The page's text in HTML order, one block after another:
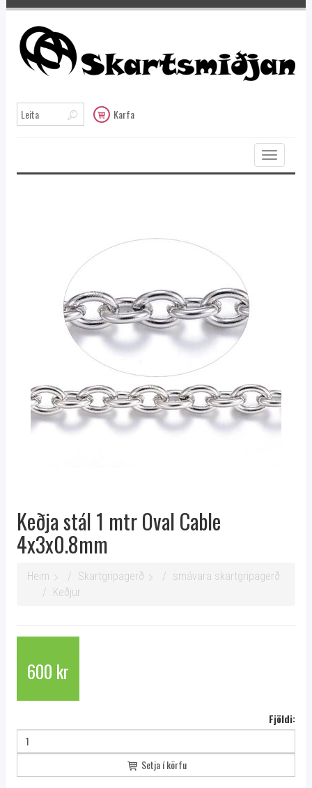
Karfa
Toggle
navigation
Keðja stál 1 mtr Oval Cable
4x3x0.8mm
Heim Skartgripagerð
smávara skartgripagerð
Keðjur
600 kr
Fjöldi:
Setja í körfu